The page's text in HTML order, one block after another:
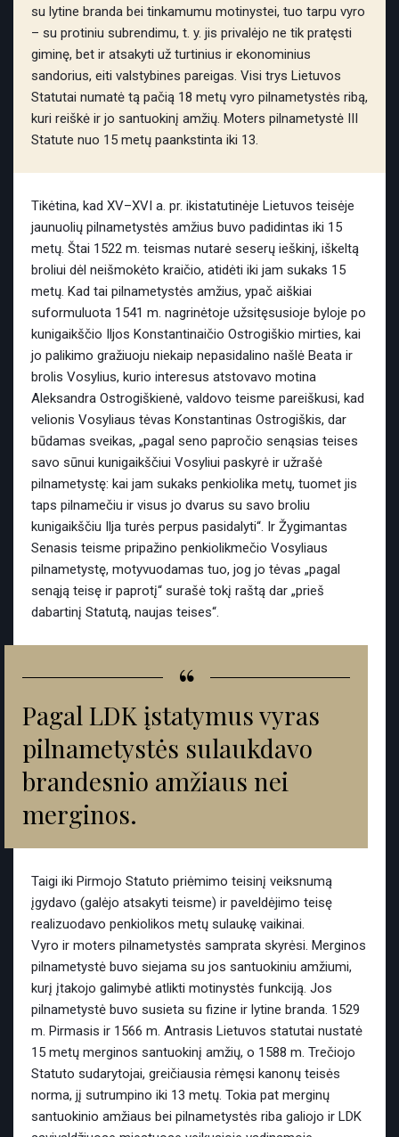
su lytine branda bei tinkamumu motinystei, tuo tarpu vyro
– su protiniu subrendimu, t. y. jis privalėjo ne tik pratęsti
giminę, bet ir atsakyti už turtinius ir ekonominius
sandorius, eiti valstybines pareigas. Visi trys Lietuvos
Statutai numatė tą pačią 18 metų vyro pilnametystės ribą,
kuri reiškė ir jo santuokinį amžių. Moters pilnametystė III
Statute nuo 15 metų paankstinta iki 13.
Tikėtina, kad XV–XVI a. pr. ikistatutinėje Lietuvos teisėje
jaunuolių pilnametystės amžius buvo padidintas iki 15
metų. Štai 1522 m. teismas nutarė seserų ieškinį, iškeltą
broliui dėl neišmokėto kraičio, atidėti iki jam sukaks 15
metų. Kad tai pilnametystės amžius, ypač aiškiai
suformuluota 1541 m. nagrinėtoje užsitęsusioje byloje po
kunigaikščio Iljos Konstantinaičio Ostrogiškio mirties, kai
jo palikimo gražiuoju niekaip nepasidalino našlė Beata ir
brolis Vosylius, kurio interesus atstovavo motina
Aleksandra Ostrogiškienė, valdovo teisme pareiškusi, kad
velionis Vosyliaus tėvas Konstantinas Ostrogiškis, dar
būdamas sveikas, „pagal seno papročio senąsias teises
savo sūnui kunigaikščiui Vosyliui paskyrė ir užrašė
pilnametystę: kai jam sukaks penkiolika metų, tuomet jis
taps pilnamečiu ir visus jo dvarus su savo broliu
kunigaikščiu Ilja turės perpus pasidalyti“. Ir Žygimantas
Senasis teisme pripažino penkiolikmečio Vosyliaus
pilnametystę, motyvuodamas tuo, jog jo tėvas „pagal
senąją teisę ir paprotį“ surašė tokį raštą dar „prieš
dabartinį Statutą, naujas teises“.
“
Pagal LDK įstatymus vyras
pilnametystės sulaukdavo
brandesnio amžiaus nei
merginos.
Taigi iki Pirmojo Statuto priėmimo teisinį veiksnumą
įgydavo (galėjo atsakyti teisme) ir paveldėjimo teisę
realizuodavo penkiolikos metų sulaukę vaikinai.
Vyro ir moters pilnametystės samprata skyrėsi. Merginos
pilnametystė buvo siejama su jos santuokiniu amžiumi,
kurį įtakojo galimybė atlikti motinystės funkciją. Jos
pilnametystė buvo susieta su fizine ir lytine branda. 1529
m. Pirmasis ir 1566 m. Antrasis Lietuvos statutai nustatė
15 metų merginos santuokinį amžių, o 1588 m. Trečiojo
Statuto sudarytojai, greičiausia rėmęsi kanonų teisės
norma, jį sutrumpino iki 13 metų. Tokia pat merginų
santuokinio amžiaus bei pilnametystės riba galiojo ir LDK